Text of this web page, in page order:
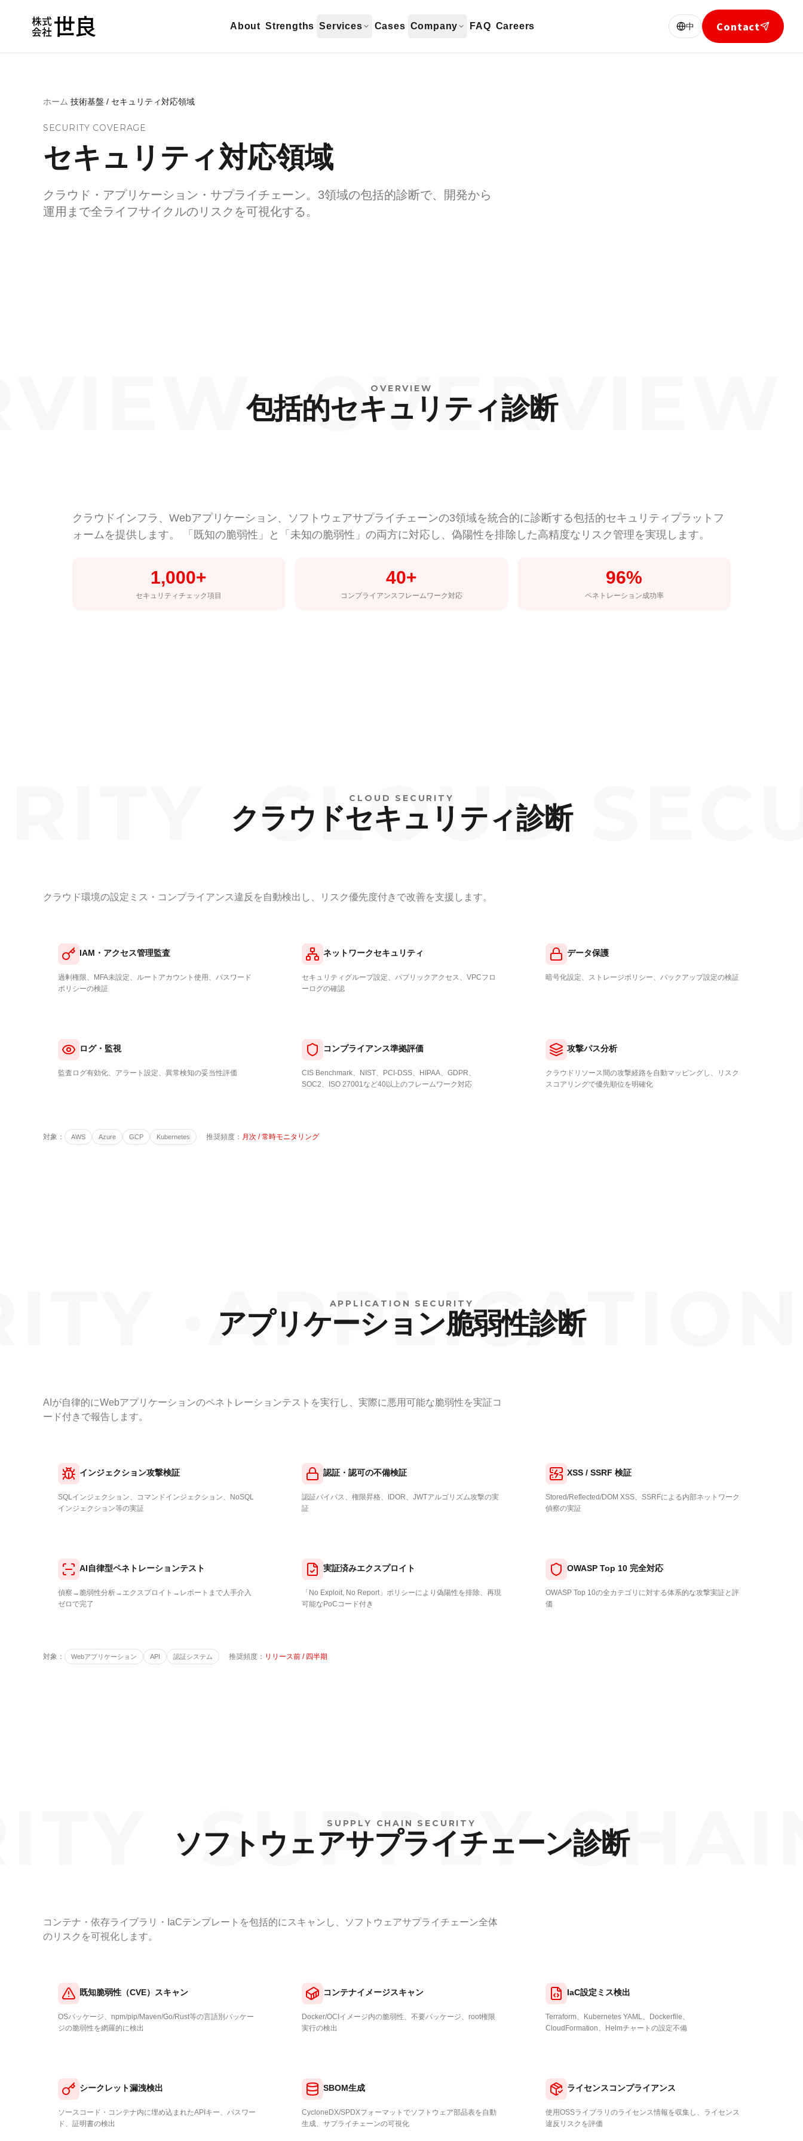
About Strengths Services Cases Company FAQ Careers 中 Contact
ホーム 技術基盤 / セキュリティ対応領域
SECURITY COVERAGE
セキュリティ対応領域
クラウド・アプリケーション・サプライチェーン。3領域の包括的診断で、開発から
運用まで全ライフサイクルのリスクを可視化する。
·OVERVIEW
OVERVIEW
包括的セキュリティ診断
クラウドインフラ、Webアプリケーション、ソフトウェアサプライチェーンの3領域を統合的に診断する包括的セキュリティプラットフ
ォームを提供します。 「既知の脆弱性」と「未知の脆弱性」の両方に対応し、偽陽性を排除した高精度なリスク管理を実現します。
1,000+
セキュリティチェック項目
40+
コンプライアンスフレームワーク対応
96%
ペネトレーション成功率
CLOUD
CLOUD SECURITY
クラウドセキュリティ診断
クラウド環境の設定ミス・コンプライアンス違反を自動検出し、リスク優先度付きで改善を支援します。
IAM・アクセス管理監査
過剰権限、MFA未設定、ルートアカウント使用、パスワード
ポリシーの検証
ネットワークセキュリティ
セキュリティグループ設定、パブリックアクセス、VPCフロ
ーログの確認
データ保護
暗号化設定、ストレージポリシー、バックアップ設定の検証
ログ・監視
監査ログ有効化、アラート設定、異常検知の妥当性評価
コンプライアンス準拠評価
CIS Benchmark、NIST、PCI-DSS、HIPAA、GDPR、
SOC2、ISO 27001など40以上のフレームワーク対応
攻撃パス分析
クラウドリソース間の攻撃経路を自動マッピングし、リスク
スコアリングで優先順位を明確化
対象： AWS Azure GCP Kubernetes 推奨頻度： 月次 / 常時モニタリング
APPLICATION
APPLICATION SECURITY
アプリケーション脆弱性診断
AIが自律的にWebアプリケーションのペネトレーションテストを実行し、実際に悪用可能な脆弱性を実証コ
ード付きで報告します。
インジェクション攻撃検証
SQLインジェクション、コマンドインジェクション、NoSQL
インジェクション等の実証
認証・認可の不備検証
認証バイパス、権限昇格、IDOR、JWTアルゴリズム攻撃の実
証
XSS / SSRF 検証
Stored/Reflected/DOM XSS、SSRFによる内部ネットワーク
偵察の実証
AI自律型ペネトレーションテスト
偵察→脆弱性分析→エクスプロイト→レポートまで人手介入
ゼロで完了
実証済みエクスプロイト
「No Exploit, No Report」ポリシーにより偽陽性を排除、再現
可能なPoCコード付き
OWASP Top 10 完全対応
OWASP Top 10の全カテゴリに対する体系的な攻撃実証と評
価
対象： Webアプリケーション API 認証システム 推奨頻度： リリース前 / 四半期
SUPPLY CHAIN
SUPPLY CHAIN SECURITY
ソフトウェアサプライチェーン診断
コンテナ・依存ライブラリ・IaCテンプレートを包括的にスキャンし、ソフトウェアサプライチェーン全体
のリスクを可視化します。
既知脆弱性（CVE）スキャン
OSパッケージ、npm/pip/Maven/Go/Rust等の言語別パッケー
ジの脆弱性を網羅的に検出
コンテナイメージスキャン
Docker/OCIイメージ内の脆弱性、不要パッケージ、root権限
実行の検出
IaC設定ミス検出
Terraform、Kubernetes YAML、Dockerfile、
CloudFormation、Helmチャートの設定不備
シークレット漏洩検出
ソースコード・コンテナ内に埋め込まれたAPIキー、パスワー
ド、証明書の検出
SBOM生成
CycloneDX/SPDXフォーマットでソフトウェア部品表を自動
生成、サプライチェーンの可視化
ライセンスコンプライアンス
使用OSSライブラリのライセンス情報を収集し、ライセンス
違反リスクを評価